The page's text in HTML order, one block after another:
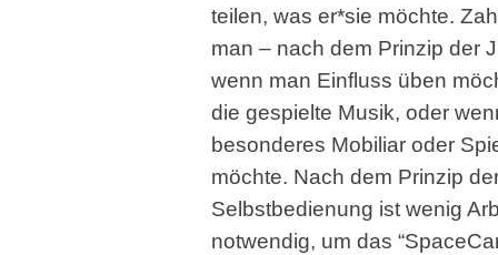
teilen, was er*sie möchte.
man – nach dem Prinzip der
wenn man Einfluss üben
die gespielte Musik, oder
besonderes Mobiliar oder
möchte. Nach dem Prinzip
Selbstbedienung ist wenig
notwendig, um das